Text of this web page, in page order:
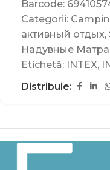
Barcode:
Categorii:
активный отдых,
Надувные
Etichetă:
INTEX,
Distribuie: